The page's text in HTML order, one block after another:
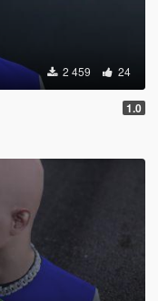
2 459 24
1.0